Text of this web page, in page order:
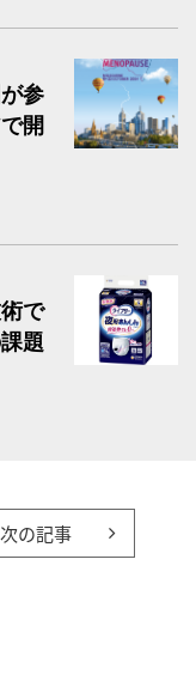
参
開
で
題
次の記事